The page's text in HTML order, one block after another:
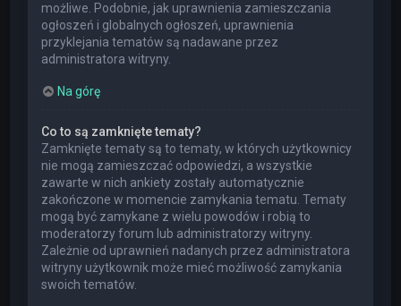
możliwe. Podobnie, jak uprawnienia zamieszczania
ogłoszeń i globalnych ogłoszeń, uprawnienia
przyklejania tematów są nadawane przez
administratora witryny.
Na górę
Co to są zamknięte tematy?
Zamknięte tematy są to tematy, w których użytkownicy
nie mogą zamieszczać odpowiedzi, a wszystkie
zawarte w nich ankiety zostały automatycznie
zakończone w momencie zamykania tematu. Tematy
mogą być zamykane z wielu powodów i robią to
moderatorzy forum lub administratorzy witryny.
Zależnie od uprawnień nadanych przez administratora
witryny użytkownik może mieć możliwość zamykania
swoich tematów.